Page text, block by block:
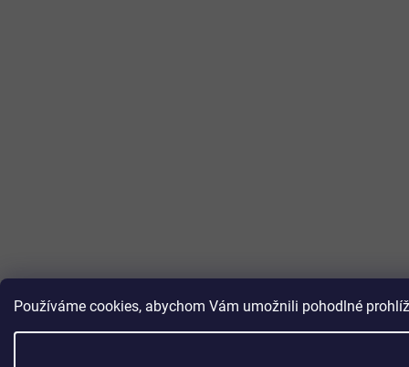
Používáme cookies, abychom Vám umožnili pohodlné